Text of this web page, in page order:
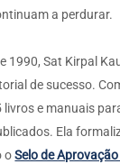
a perdurar.
1990, Sat Kirpal
de sucesso.
e manuais
Ela
oSelo de Aprovação